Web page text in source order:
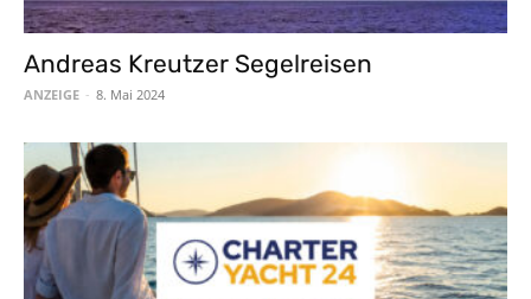
Andreas Kreutzer Segelreisen
ANZEIGE - 8. Mai 2024